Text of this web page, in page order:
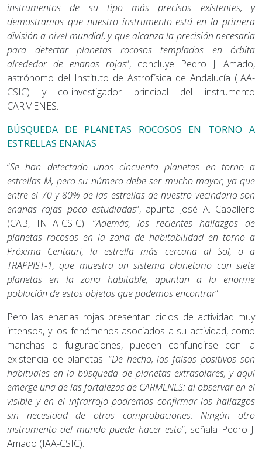
instrumentos de su tipo más precisos existentes, y
demostramos que nuestro instrumento está en la primera
división a nivel mundial, y que alcanza la precisión necesaria
para detectar planetas rocosos templados en órbita
alrededor de enanas rojas”, concluye Pedro J. Amado,
astrónomo del Instituto de Astrofísica de Andalucía (IAA-
CSIC) y co-investigador principal del instrumento
CARMENES.
BÚSQUEDA DE PLANETAS ROCOSOS EN TORNO A
ESTRELLAS ENANAS
“Se han detectado unos cincuenta planetas en torno a
estrellas M, pero su número debe ser mucho mayor, ya que
entre el 70 y 80% de las estrellas de nuestro vecindario son
enanas rojas poco estudiadas”, apunta José A. Caballero
(CAB, INTA-CSIC). “Además, los recientes hallazgos de
planetas rocosos en la zona de habitabilidad en torno a
Próxima Centauri, la estrella más cercana al Sol, o a
TRAPPIST-1, que muestra un sistema planetario con siete
planetas en la zona habitable, apuntan a la enorme
población de estos objetos que podemos encontrar”.
Pero las enanas rojas presentan ciclos de actividad muy
intensos, y los fenómenos asociados a su actividad, como
manchas o fulguraciones, pueden confundirse con la
existencia de planetas. “De hecho, los falsos positivos son
habituales en la búsqueda de planetas extrasolares, y aquí
emerge una de las fortalezas de CARMENES: al observar en el
visible y en el infrarrojo podremos confirmar los hallazgos
sin necesidad de otras comprobaciones. Ningún otro
instrumento del mundo puede hacer esto”, señala Pedro J.
Amado (IAA-CSIC).